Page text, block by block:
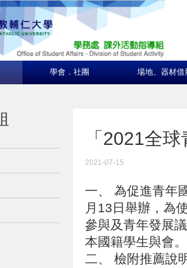
學會．社團 場地、器材借
「2021全
2021-07-15
一、 為促進青年
月13日舉辦，為
參與及青年發展
本國籍學生與會
二、 檢附推薦說